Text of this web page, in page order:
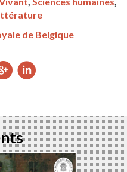
de Belgique
Partager